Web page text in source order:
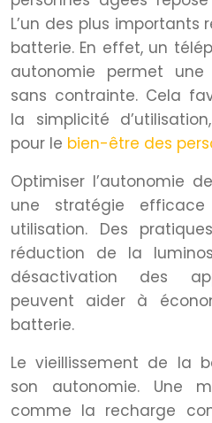
L’un des plus importants
batterie. En effet, un
autonomie permet
sans contrainte. Cela
la simplicité
pour le bien-être des
Optimiser l’autonomie
une stratégie
utilisation. Des
réduction de la
désactivation des
peuvent aider à
batterie.
Le vieillissement de la
son autonomie. Une
comme la recharge